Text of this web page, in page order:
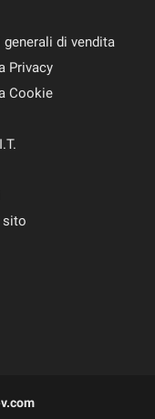
di vendita
Privacy
Cookie
sito